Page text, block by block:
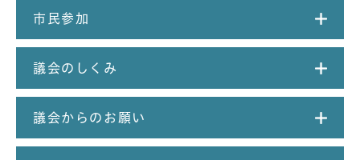
市民参加
議会のしくみ
議会からのお願い